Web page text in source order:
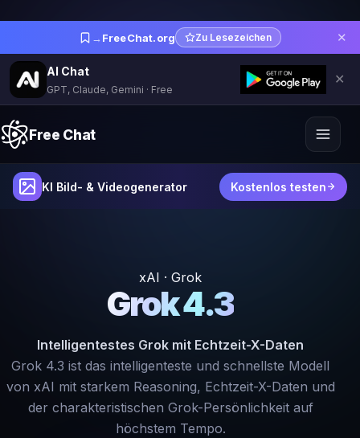
→ FreeChat.org Zu Lesezeichen ✕
AI Chat
GPT, Claude, Gemini · Free
✕
Free Chat
KI Bild- & Videogenerator Kostenlos testen
xAI · Grok
Grok 4.3
Intelligentestes Grok mit Echtzeit-X-Daten
Grok 4.3 ist das intelligenteste und schnellste Modell
von xAI mit starkem Reasoning, Echtzeit-X-Daten und
der charakteristischen Grok-Persönlichkeit auf
höchstem Tempo.